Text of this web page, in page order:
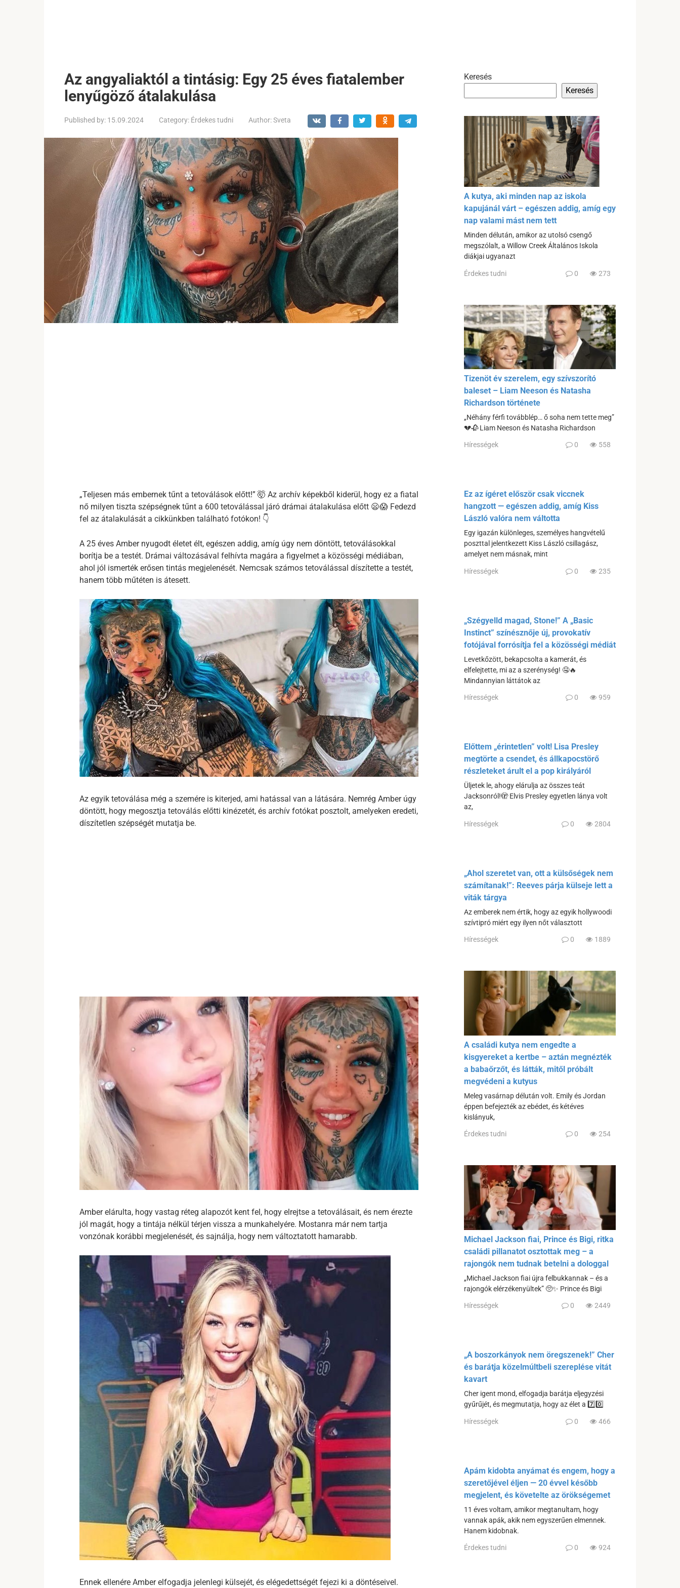
Az angyaliaktól a tintásig: Egy 25 éves fiatalember
lenyűgöző átalakulása
Published by: 15.09.2024 Category: Érdekes tudni Author:Sveta
„Teljesen más embernek tűnt a tetoválások előtt!” 🤯 Az archív képekből kiderül, hogy ez a fiatal
nő milyen tiszta szépségnek tűnt a 600 tetoválással járó drámai átalakulása előtt 😦😱 Fedezd
fel az átalakulását a cikkünkben található fotókon! 👇
A 25 éves Amber nyugodt életet élt, egészen addig, amíg úgy nem döntött, tetoválásokkal
borítja be a testét. Drámai változásával felhívta magára a figyelmet a közösségi médiában,
ahol jól ismerték erősen tintás megjelenését. Nemcsak számos tetoválással díszítette a testét,
hanem több műtéten is átesett.
Az egyik tetoválása még a szemére is kiterjed, ami hatással van a látására. Nemrég Amber úgy
döntött, hogy megosztja tetoválás előtti kinézetét, és archív fotókat posztolt, amelyeken eredeti,
díszítetlen szépségét mutatja be.
Amber elárulta, hogy vastag réteg alapozót kent fel, hogy elrejtse a tetoválásait, és nem érezte
jól magát, hogy a tintája nélkül térjen vissza a munkahelyére. Mostanra már nem tartja
vonzónak korábbi megjelenését, és sajnálja, hogy nem változtatott hamarabb.
Ennek ellenére Amber elfogadja jelenlegi külsejét, és elégedettségét fejezi ki a döntéseivel.
Keresés
Keresés
A kutya, aki minden nap az iskola
kapujánál várt – egészen addig, amíg egy
nap valami mást nem tett
Minden délután, amikor az utolsó csengő
megszólalt, a Willow Creek Általános Iskola
diákjai ugyanazt
Érdekes tudni 0 273
Tizenöt év szerelem, egy szívszorító
baleset – Liam Neeson és Natasha
Richardson története
„Néhány férfi továbblép… ő soha nem tette meg”
💔🥀 Liam Neeson és Natasha Richardson
Hírességek 0 558
Ez az ígéret először csak viccnek
hangzott — egészen addig, amíg Kiss
László valóra nem váltotta
Egy igazán különleges, személyes hangvételű
poszttal jelentkezett Kiss László csillagász,
amelyet nem másnak, mint
Hírességek 0 235
„Szégyelld magad, Stone!” A „Basic
Instinct” színésznője új, provokatív
fotójával forrósítja fel a közösségi médiát
Levetkőzött, bekapcsolta a kamerát, és
elfelejtette, mi az a szerénység! 🤤🔥
Mindannyian láttátok az
Hírességek 0 959
Előttem „érintetlen” volt! Lisa Presley
megtörte a csendet, és állkapocstörő
részleteket árult el a pop királyáról
Üljetek le, ahogy elárulja az összes teát
Jacksonról!🫣 Elvis Presley egyetlen lánya volt
az,
Hírességek 0 2804
„Ahol szeretet van, ott a külsőségek nem
számítanak!”: Reeves párja külseje lett a
viták tárgya
Az emberek nem értik, hogy az egyik hollywoodi
szívtipró miért egy ilyen nőt választott
Hírességek 0 1889
A családi kutya nem engedte a
kisgyereket a kertbe – aztán megnézték
a babaőrzőt, és látták, mitől próbált
megvédeni a kutyus
Meleg vasárnap délután volt. Emily és Jordan
éppen befejezték az ebédet, és kétéves
kislányuk,
Érdekes tudni 0 254
Michael Jackson fiai, Prince és Bigi, ritka
családi pillanatot osztottak meg – a
rajongók nem tudnak betelni a dologgal
„Michael Jackson fiai újra felbukkannak – és a
rajongók elérzékenyültek” 🥺✨ Prince és Bigi
Hírességek 0 2449
„A boszorkányok nem öregszenek!” Cher
és barátja közelmúltbeli szereplése vitát
kavart
Cher igent mond, elfogadja barátja eljegyzési
gyűrűjét, és megmutatja, hogy az élet a 7️⃣0️⃣
Hírességek 0 466
Apám kidobta anyámat és engem, hogy a
szeretőjével éljen — 20 évvel később
megjelent, és követelte az örökségemet
11 éves voltam, amikor megtanultam, hogy
vannak apák, akik nem egyszerűen elmennek.
Hanem kidobnak.
Érdekes tudni 0 924